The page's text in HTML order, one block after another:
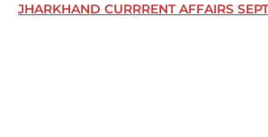
JHARKHAND CURRRENT AFFAIRS